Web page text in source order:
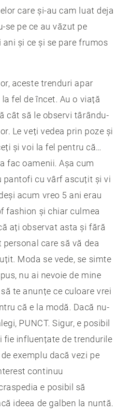
care și-au cam luat deja
se pe ce au văzut pe
și ce și se pare frumos
aceste trenduri apar
fel de încet. Au o viață
cât să le observi târându-
Le veți vedea prin poze și
și voi la fel pentru că…
fac oamenii. Așa cum
pantofi cu vârf ascuțit și vi
acum vreo 5 ani erau
fashion și chiar culmea
ați observat asta și fără
care să vă dea
Moda se vede, se simte
nu ai nevoie de mine
te anunțe ce culoare vrei
că e la modă. Dacă nu-
PUNCT. Sigur, e posibil
fie influențate de trendurile
exemplu dacă vezi pe
continuu
e posibil să
ideea de galben la nuntă.